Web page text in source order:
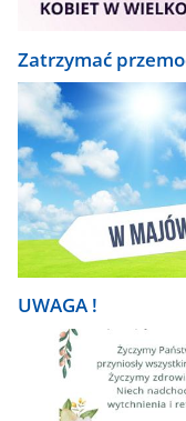
Zatrzymać
UWAGA !